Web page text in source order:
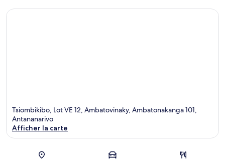
Tsiombikibo, Lot VE 12, Ambatovinaky, Ambatonakanga 101,
Antananarivo
Afficher la carte